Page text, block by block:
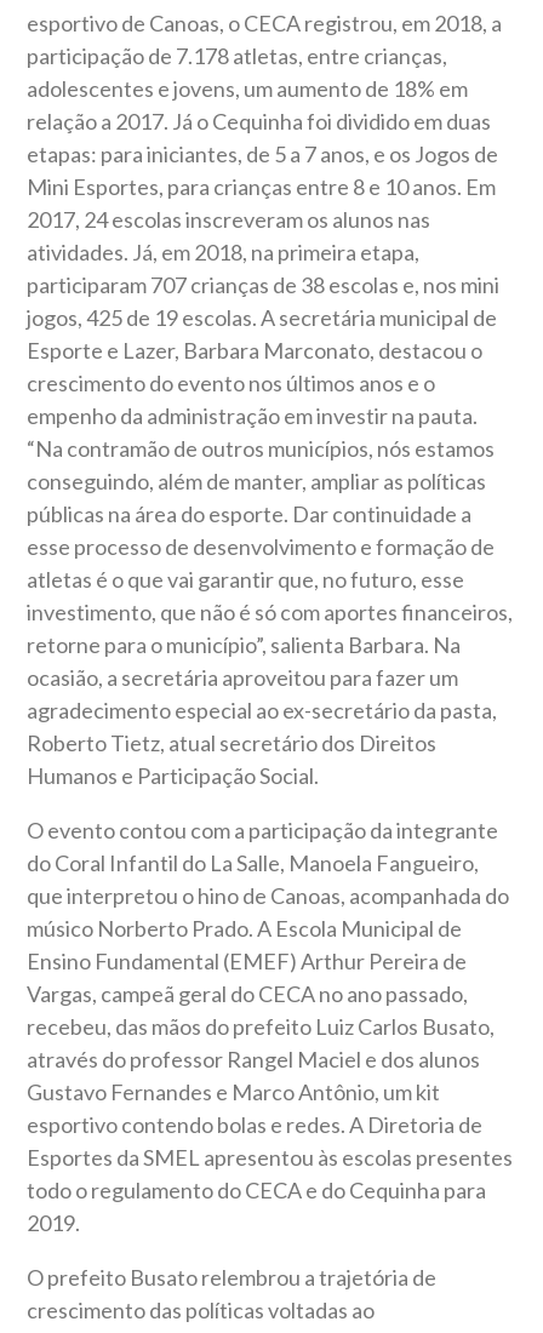
esportivo de Canoas, o CECA registrou, em 2018, a
participação de 7.178 atletas, entre crianças,
adolescentes e jovens, um aumento de 18% em
relação a 2017. Já o Cequinha foi dividido em duas
etapas: para iniciantes, de 5 a 7 anos, e os Jogos de
Mini Esportes, para crianças entre 8 e 10 anos. Em
2017, 24 escolas inscreveram os alunos nas
atividades. Já, em 2018, na primeira etapa,
participaram 707 crianças de 38 escolas e, nos mini
jogos, 425 de 19 escolas. A secretária municipal de
Esporte e Lazer, Barbara Marconato, destacou o
crescimento do evento nos últimos anos e o
empenho da administração em investir na pauta.
“Na contramão de outros municípios, nós estamos
conseguindo, além de manter, ampliar as políticas
públicas na área do esporte. Dar continuidade a
esse processo de desenvolvimento e formação de
atletas é o que vai garantir que, no futuro, esse
investimento, que não é só com aportes financeiros,
retorne para o município”, salienta Barbara. Na
ocasião, a secretária aproveitou para fazer um
agradecimento especial ao ex-secretário da pasta,
Roberto Tietz, atual secretário dos Direitos
Humanos e Participação Social.
O evento contou com a participação da integrante
do Coral Infantil do La Salle, Manoela Fangueiro,
que interpretou o hino de Canoas, acompanhada do
músico Norberto Prado. A Escola Municipal de
Ensino Fundamental (EMEF) Arthur Pereira de
Vargas, campeã geral do CECA no ano passado,
recebeu, das mãos do prefeito Luiz Carlos Busato,
através do professor Rangel Maciel e dos alunos
Gustavo Fernandes e Marco Antônio, um kit
esportivo contendo bolas e redes. A Diretoria de
Esportes da SMEL apresentou às escolas presentes
todo o regulamento do CECA e do Cequinha para
2019.
O prefeito Busato relembrou a trajetória de
crescimento das políticas voltadas ao